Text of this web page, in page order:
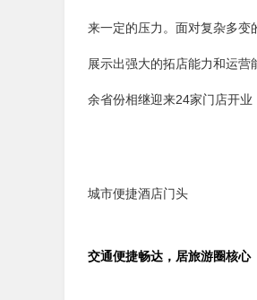
来一定的压力。面对复杂多变
展示出强大的拓店能力和运
余省份相继迎来24家门店开业
城市便捷酒店门头
交通便捷畅达，居旅游圈核心